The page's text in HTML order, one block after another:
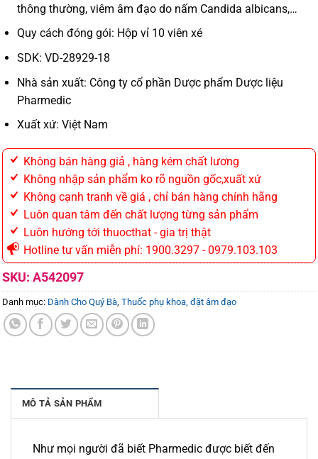
thông thường, viêm âm đạo do nấm Candida albicans,…
Quy cách đóng gói: Hộp vỉ 10 viên xé
SDK: VD-28929-18
Nhà sản xuất: Công ty cổ phần Dược phẩm Dược liệu
Pharmedic
Xuất xứ: Việt Nam
Không bán hàng giả , hàng kém chất lương
Không nhập sản phẩm ko rõ nguồn gốc,xuất xứ
Không cạnh tranh về giá , chỉ bán hàng chính hãng
Luôn quan tâm đến chất lượng từng sản phẩm
Luôn hướng tới thuocthat - gia trị thật
Hotline tư vấn miễn phí: 1900.3297 - 0979.103.103
SKU: A542097
Danh mục: Dành Cho Quý Bà Thuốc phụ khoa, đặt âm đạo
MÔ TẢ SẢN PHẨM
Như mọi người đã biết Pharmedic được biết đến